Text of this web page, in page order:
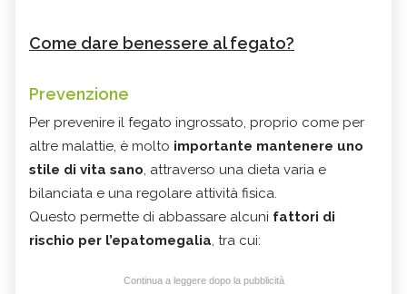
Come dare benessere al fegato?
Prevenzione
Per prevenire il fegato ingrossato, proprio come per
altre malattie, è molto importante mantenere uno
stile di vita sano, attraverso una dieta varia e
bilanciata e una regolare attività fisica.
Questo permette di abbassare alcuni fattori di
rischio per l’epatomegalia, tra cui:
Continua a leggere dopo la pubblicità